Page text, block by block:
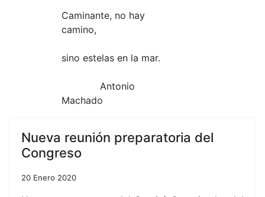
Caminante, no hay
camino,
sino estelas en la mar.
Antonio
Machado
Nueva reunión preparatoria del
Congreso
20 Enero 2020